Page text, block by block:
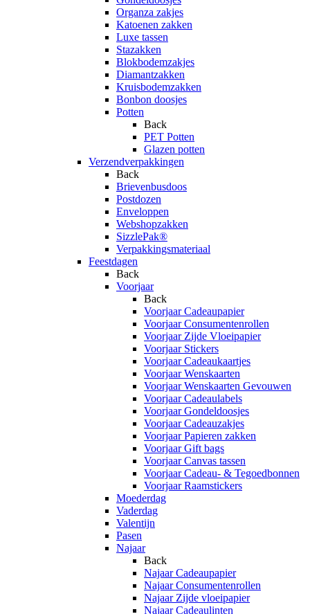
Organza zakjes
Katoenen zakken
Luxe tassen
Stazakken
Blokbodemzakjes
Diamantzakken
Kruisbodemzakken
Bonbon doosjes
Potten
Back
PET Potten
Glazen potten
Verzendverpakkingen
Back
Brievenbusdoos
Postdozen
Enveloppen
Webshopzakken
SizzlePak®
Verpakkingsmateriaal
Feestdagen
Back
Voorjaar
Back
Voorjaar Cadeaupapier
Voorjaar Consumentenrollen
Voorjaar Zijde Vloeipapier
Voorjaar Stickers
Voorjaar Cadeaukaartjes
Voorjaar Wenskaarten
Voorjaar Wenskaarten Gevouwen
Voorjaar Cadeaulabels
Voorjaar Gondeldoosjes
Voorjaar Cadeauzakjes
Voorjaar Papieren zakken
Voorjaar Gift bags
Voorjaar Canvas tassen
Voorjaar Cadeau- & Tegoedbonnen
Voorjaar Raamstickers
Moederdag
Vaderdag
Valentijn
Pasen
Najaar
Back
Najaar Cadeaupapier
Najaar Consumentenrollen
Najaar Zijde vloeipapier
Najaar Cadeaulinten